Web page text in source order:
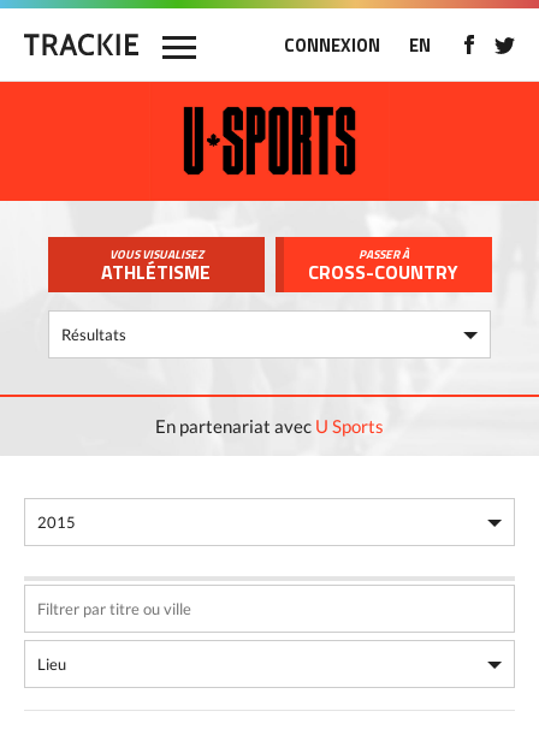
CONNEXION EN
VOUS VISUALISEZ
ATHLÉTISME
PASSER À
CROSS-COUNTRY
En partenariat avec U Sports